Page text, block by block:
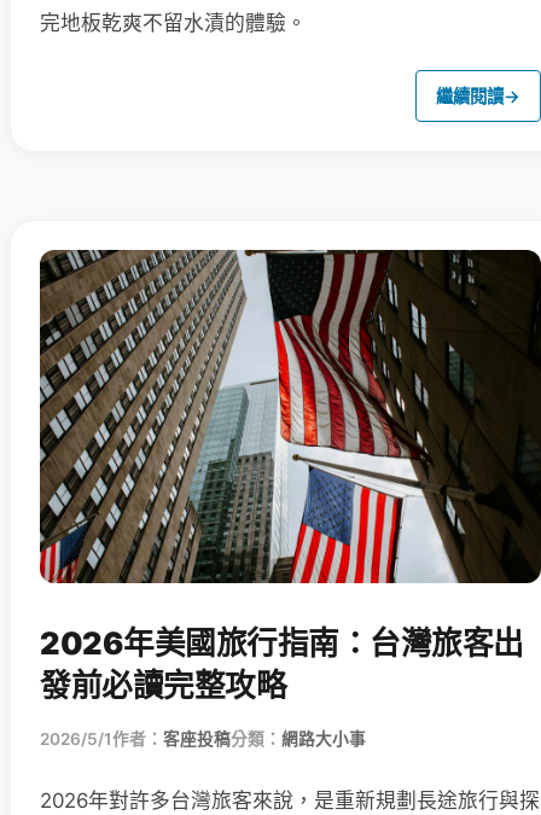
完地板乾爽不留水漬的體驗。
繼續閱讀→
2026年美國旅行指南：台灣旅客出
發前必讀完整攻略
2026/5/1作者： 客座投稿分類： 網路大小事
2026年對許多台灣旅客來說，是重新規劃長途旅行與探